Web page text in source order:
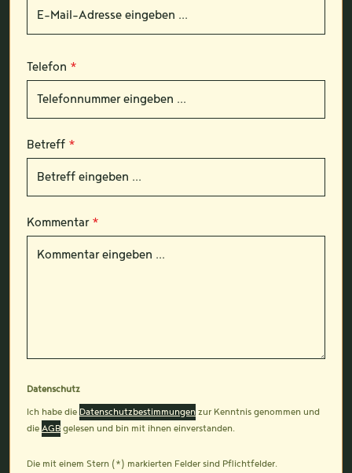
Telefon *
Betreff *
Kommentar *
Datenschutz
Ich habe die Datenschutzbestimmungen zur Kenntnis genommen und
die AGB gelesen und bin mit ihnen einverstanden.
Die mit einem Stern (*) markierten Felder sind Pflichtfelder.